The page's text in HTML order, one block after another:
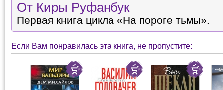
От Киры Руфанбук
Первая книга цикла «На пороге тьмы».
Если Вам понравилась эта книга, не пропустите: